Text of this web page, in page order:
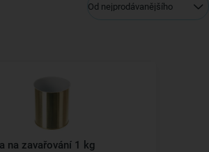
Od nejprodávanějšího
na zavařování 1 kg